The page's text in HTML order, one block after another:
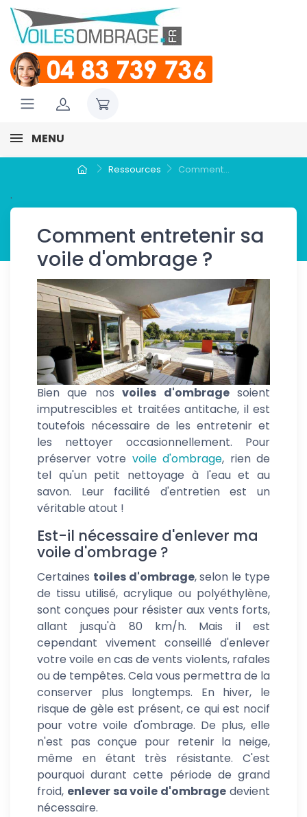
MENU
Ressources Comment...
.
Comment entretenir sa
voile d'ombrage ?
Bien que nosvoiles d'ombragesoient
imputrescibles et traitées antitache, il est
toutefois nécessaire de les entretenir et
les nettoyer occasionnellement. Pour
préserver votre voile d'ombrage, rien de
tel qu'un petit nettoyage à l'eau et au
savon. Leur facilité d'entretien est un
véritable atout !
Est-il nécessaire d'enlever ma
voile d'ombrage ?
Certaines toiles d'ombrage, selon le type
de tissu utilisé, acrylique ou polyéthylène,
sont conçues pour résister aux vents forts,
allant jusqu'à 80 km/h. Mais il est
cependant vivement conseillé d'enlever
votre voile en cas de vents violents, rafales
ou de tempêtes. Cela vous permettra de la
conserver plus longtemps. En hiver, le
risque de gèle est présent, ce qui est nocif
pour votre voile d'ombrage. De plus, elle
n'est pas conçue pour retenir la neige,
même en étant très résistante. C'est
pourquoi durant cette période de grand
froid, enlever sa voile d'ombrage devient
nécessaire.